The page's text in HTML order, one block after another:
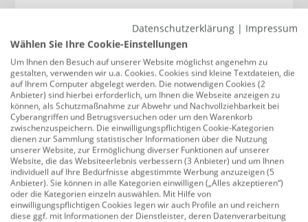
Bosch Professional Akku-
Winkelschleifer GWS18V-11PS Solo
198,99 €
Bosch Professional Akku-
Schwingschleifer GSS 12V-13 Solo
Datenschutzerklärung | Impressum
Wählen Sie Ihre Cookie-Einstellungen
Um Ihnen den Besuch auf unserer Website möglichst angenehm zu
gestalten, verwenden wir u.a. Cookies. Cookies sind kleine Textdateien, die
auf Ihrem Computer abgelegt werden. Die notwendigen Cookies (2
Anbieter) sind hierbei erforderlich, um Ihnen die Webseite anzeigen zu
können, als Schutzmaßnahme zur Abwehr und Nachvollziehbarkeit bei
Cyberangriffen und Betrugsversuchen oder um den Warenkorb
zwischenzuspeichern. Die einwilligungspflichtigen Cookie-Kategorien
dienen zur Sammlung statistischer Informationen über die Nutzung
unserer Website, zur Ermöglichung diverser Funktionen auf unserer
Website, die das Websiteerlebnis verbessern (3 Anbieter) und um Ihnen
individuell auf Ihre Bedürfnisse abgestimmte Werbung anzuzeigen (5
Anbieter). Sie können in alle Kategorien einwilligen („Alles akzeptieren“)
oder die Kategorien einzeln auswählen. Mit Hilfe von
einwilligungspflichtigen Cookies legen wir auch Profile an und reichern
diese ggf. mit Informationen der Dienstleister, deren Datenverarbeitung